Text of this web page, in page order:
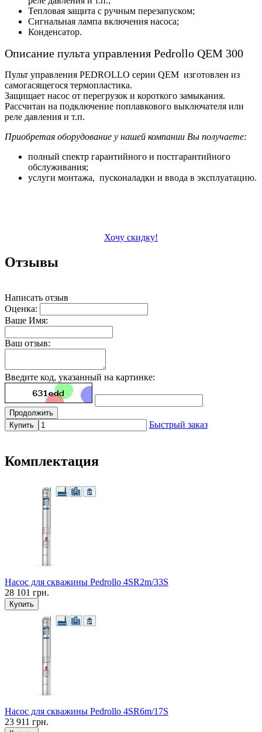
Тепловая защита с ручным перезапуском;
Сигнальная лампа включения насоса;
Конденсатор.
Описание пульта управления Pedrollo QEM 300
Пульт управления PEDROLLO серии QEM изготовлен из
самогасящегося термопластика.
Защищает насос от перегрузок и короткого замыкания.
Рассчитан на подключение поплавкового выключателя или
реле давления и т.п.
Приобретая оборудование у нашей компании Вы получаете:
полный спектр гарантийного и постгарантийного
обслуживания;
услуги монтажа, пусконаладки и ввода в эксплуатацию.
Хочу скидку!
Отзывы
Написать отзыв
Оценка:
Ваше Имя:
Ваш отзыв:
Введите код, указанный на картинке:
Продолжить
Купить
Быстрый заказ
Комплектация
Насос для скважины Pedrollo 4SR2m/33S
28 101 грн.
Купить
Насос для скважины Pedrollo 4SR6m/17S
23 911 грн.